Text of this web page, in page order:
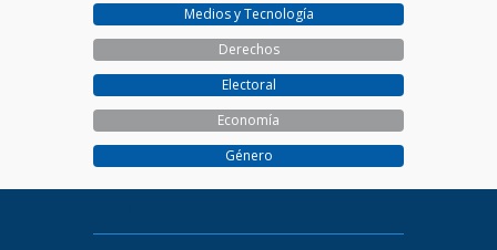
Medios y Tecnología
Derechos
Electoral
Economía
Género